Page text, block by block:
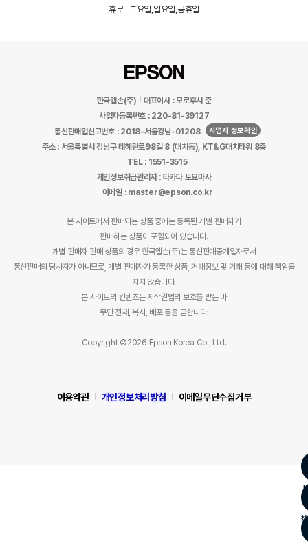
휴무 : 토요일,일요일,공휴일
한국엡손(주)
대표이사 : 모로후시 준
사업자등록번호 : 220-81-39127
통신판매업신고번호 : 2018-서울강남-01208
사업자 정보확인
주소 : 서울특별시 강남구 테헤란로98길 8 (대치동), KT&G대치타워 8층
TEL : 1551-3515
개인정보취급관리자 : 타카다 토요마사
이메일 : master@epson.co.kr
본 사이트에서 판매되는 상품 중에는 등록된 개별 판매자가
판매하는 상품이 포함되어 있습니다.
개별 판매자 판매 상품의 경우 한국엡손(주)는 통신판매중개업자로서
통신판매의 당사자가 아니므로, 개별 판매자가 등록한 상품, 거래정보 및 거래 등에 대해 책임을
지지 않습니다.
본 사이트의 컨텐츠는 저작권법의 보호를 받는 바
무단 전재, 복사, 배포 등을 금합니다.
Copyright ©2026 Epson Korea Co., Ltd.
이용약관 개인정보처리방침 이메일무단수집거부
최